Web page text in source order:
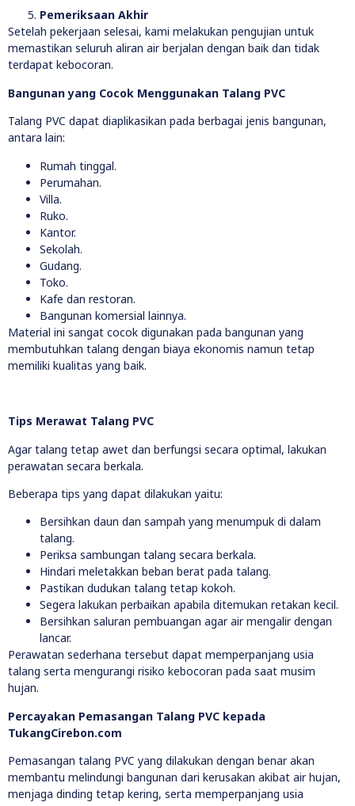
Pemeriksaan Akhir
Setelah pekerjaan selesai, kami melakukan pengujian untuk
memastikan seluruh aliran air berjalan dengan baik dan tidak
terdapat kebocoran.
Bangunan yang Cocok Menggunakan Talang PVC
Talang PVC dapat diaplikasikan pada berbagai jenis bangunan,
antara lain:
Rumah tinggal.
Perumahan.
Villa.
Ruko.
Kantor.
Sekolah.
Gudang.
Toko.
Kafe dan restoran.
Bangunan komersial lainnya.
Material ini sangat cocok digunakan pada bangunan yang
membutuhkan talang dengan biaya ekonomis namun tetap
memiliki kualitas yang baik.
Tips Merawat Talang PVC
Agar talang tetap awet dan berfungsi secara optimal, lakukan
perawatan secara berkala.
Beberapa tips yang dapat dilakukan yaitu:
Bersihkan daun dan sampah yang menumpuk di dalam
talang.
Periksa sambungan talang secara berkala.
Hindari meletakkan beban berat pada talang.
Pastikan dudukan talang tetap kokoh.
Segera lakukan perbaikan apabila ditemukan retakan kecil.
Bersihkan saluran pembuangan agar air mengalir dengan
lancar.
Perawatan sederhana tersebut dapat memperpanjang usia
talang serta mengurangi risiko kebocoran pada saat musim
hujan.
Percayakan Pemasangan Talang PVC kepada
TukangCirebon.com
Pemasangan talang PVC yang dilakukan dengan benar akan
membantu melindungi bangunan dari kerusakan akibat air hujan,
menjaga dinding tetap kering, serta memperpanjang usia